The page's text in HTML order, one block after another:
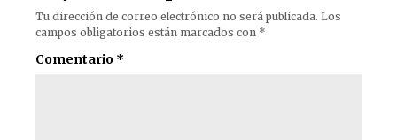
Tu dirección de correo electrónico no será publicada. Los
campos obligatorios están marcados con *
Comentario *